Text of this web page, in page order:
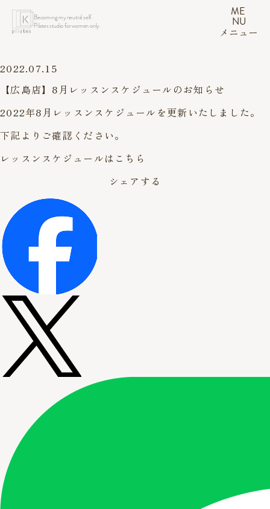
Becoming my neutral self.
Pilates studio for women only.
ME
NU
メニュー
2022.07.15
【広島店】8月レッスンスケジュールのお知らせ
2022年8月レッスンスケジュールを更新いたしました。
下記よりご確認ください。
レッスンスケジュールはこちら
シェアする